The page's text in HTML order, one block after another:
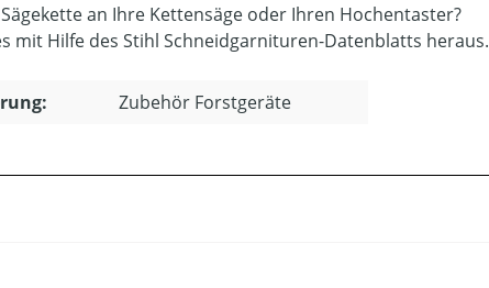
an Ihre Kettensäge oder Ihren Hochentaster?
mit Hilfe des Stihl Schneidgarnituren-Datenblatts heraus.
Zubehör Forstgeräte